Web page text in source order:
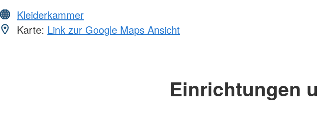
Kleiderkammer
Karte: Link zur Google Maps Ansicht
Einrichtungen